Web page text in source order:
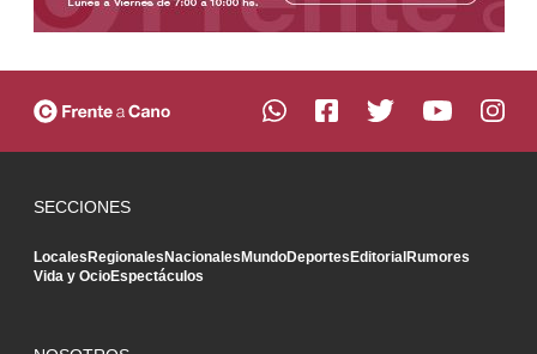
SECCIONES
LocalesRegionalesNacionalesMundoDeportesEditorialRumores
Vida y OcioEspectáculos